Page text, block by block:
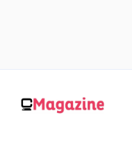
contenuto